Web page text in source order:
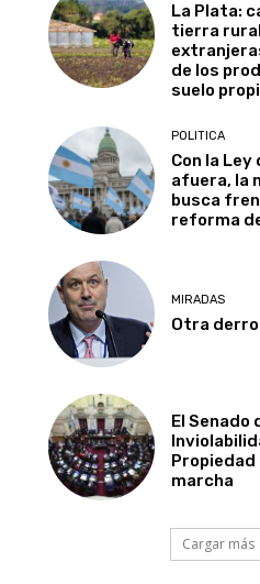
La Plata:
tierra
de los
suelo
POLITICA
Con la
afuera, la
busca
reforma
MIRADAS
Otra
El Senado
Propiedad
marcha
Cargar más